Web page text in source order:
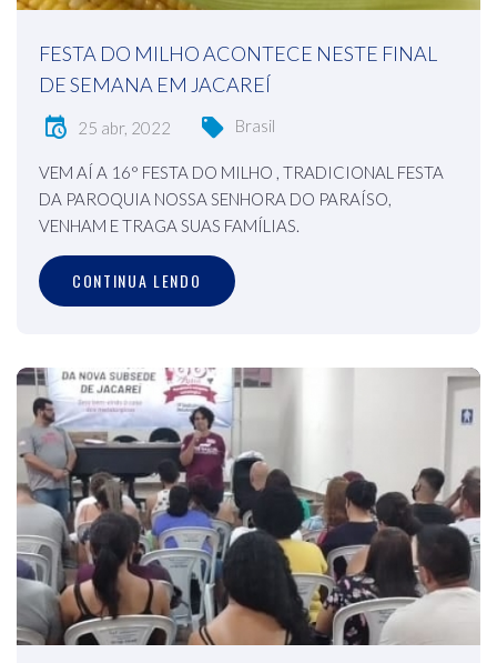
FESTA DO MILHO ACONTECE NESTE FINAL
DE SEMANA EM JACAREÍ
25 abr, 2022 Brasil
VEM AÍ A 16° FESTA DO MILHO , TRADICIONAL FESTA
DA PAROQUIA NOSSA SENHORA DO PARAÍSO,
VENHAM E TRAGA SUAS FAMÍLIAS.
CONTINUA LENDO